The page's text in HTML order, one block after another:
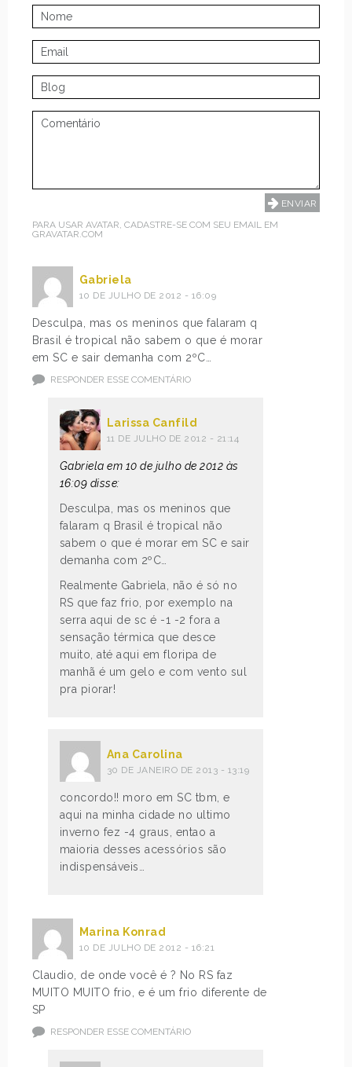
PARA USAR AVATAR, CADASTRE-SE COM SEU EMAIL EM
GRAVATAR.COM
Gabriela
10 DE JULHO DE 2012 - 16:09
Desculpa, mas os meninos que falaram q
Brasil é tropical não sabem o que é morar
em SC e sair demanha com 2ºC…
RESPONDER ESSE COMENTÁRIO
Larissa Canfild
11 DE JULHO DE 2012 - 21:14
Gabriela em 10 de julho de 2012 às
16:09 disse:
Desculpa, mas os meninos que
falaram q Brasil é tropical não
sabem o que é morar em SC e sair
demanha com 2ºC…
Realmente Gabriela, não é só no
RS que faz frio, por exemplo na
serra aqui de sc é -1 -2 fora a
sensação térmica que desce
muito, até aqui em floripa de
manhã é um gelo e com vento sul
pra piorar!
Ana Carolina
30 DE JANEIRO DE 2013 - 13:19
concordo!! moro em SC tbm, e
aqui na minha cidade no ultimo
inverno fez -4 graus, entao a
maioria desses acessórios são
indispensáveis…
Marina Konrad
10 DE JULHO DE 2012 - 16:21
Claudio, de onde você é ? No RS faz
MUITO MUITO frio, e é um frio diferente de
SP
RESPONDER ESSE COMENTÁRIO